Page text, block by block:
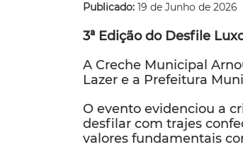
Publicado: 19 de Junho de 2026
3ª Edição do Desfile
A Creche Municipal
Lazer e a Prefeitura
O evento evidenciou a
desfilar com trajes
valores fundamentais